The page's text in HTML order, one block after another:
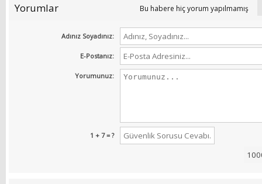
Yorumlar Bu habere hiç yorum yapılmamış
Adınız Soyadınız:
E-Postanız:
Yorumunuz:
1 + 7 = ?